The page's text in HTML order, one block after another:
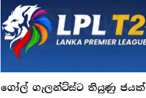
ගෝල් ගැලන්ට්ස්ට තියුණු ජයක්